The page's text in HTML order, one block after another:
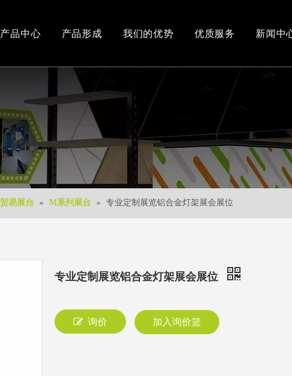
办公和车间环境
产品中心 产品形成 我们的优势 优质服务 新闻中
贸易展台 » M系列展台 » 专业定制展览铝合金灯架展会展位
专业定制展览铝合金灯架展会展位
询价 加入询价篮